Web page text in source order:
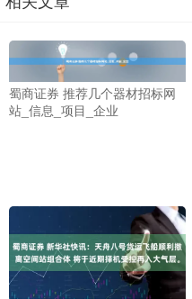
蜀商证券 推荐几个器材招标网
站_信息_项目_企业